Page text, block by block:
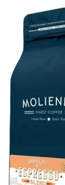
medyayı modalda aç